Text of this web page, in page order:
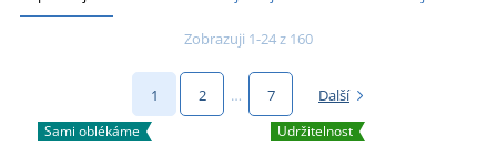
Zobrazuji 1-24 z 160
1 2 … 7 Další
Sami oblékáme Udržitelnost